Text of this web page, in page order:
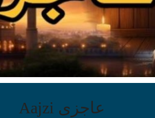
عاجزی Aajzi